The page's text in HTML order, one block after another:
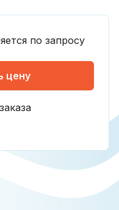
по запросу
цену